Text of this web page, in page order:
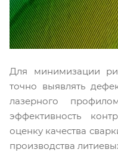
Для минимизации
точно выявлять
лазерного
эффективность
оценку качества
производства